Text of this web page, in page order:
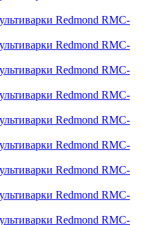
Redmond RMC-
Redmond RMC-
Redmond RMC-
Redmond RMC-
Redmond RMC-
Redmond RMC-
Redmond RMC-
Redmond RMC-
Redmond RMC-